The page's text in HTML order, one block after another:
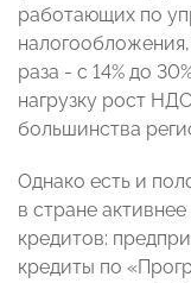
работающих по
раза - с 14% до
нагрузку рост
большинства
Однако есть и
в стране
кредитов:
кредиты по